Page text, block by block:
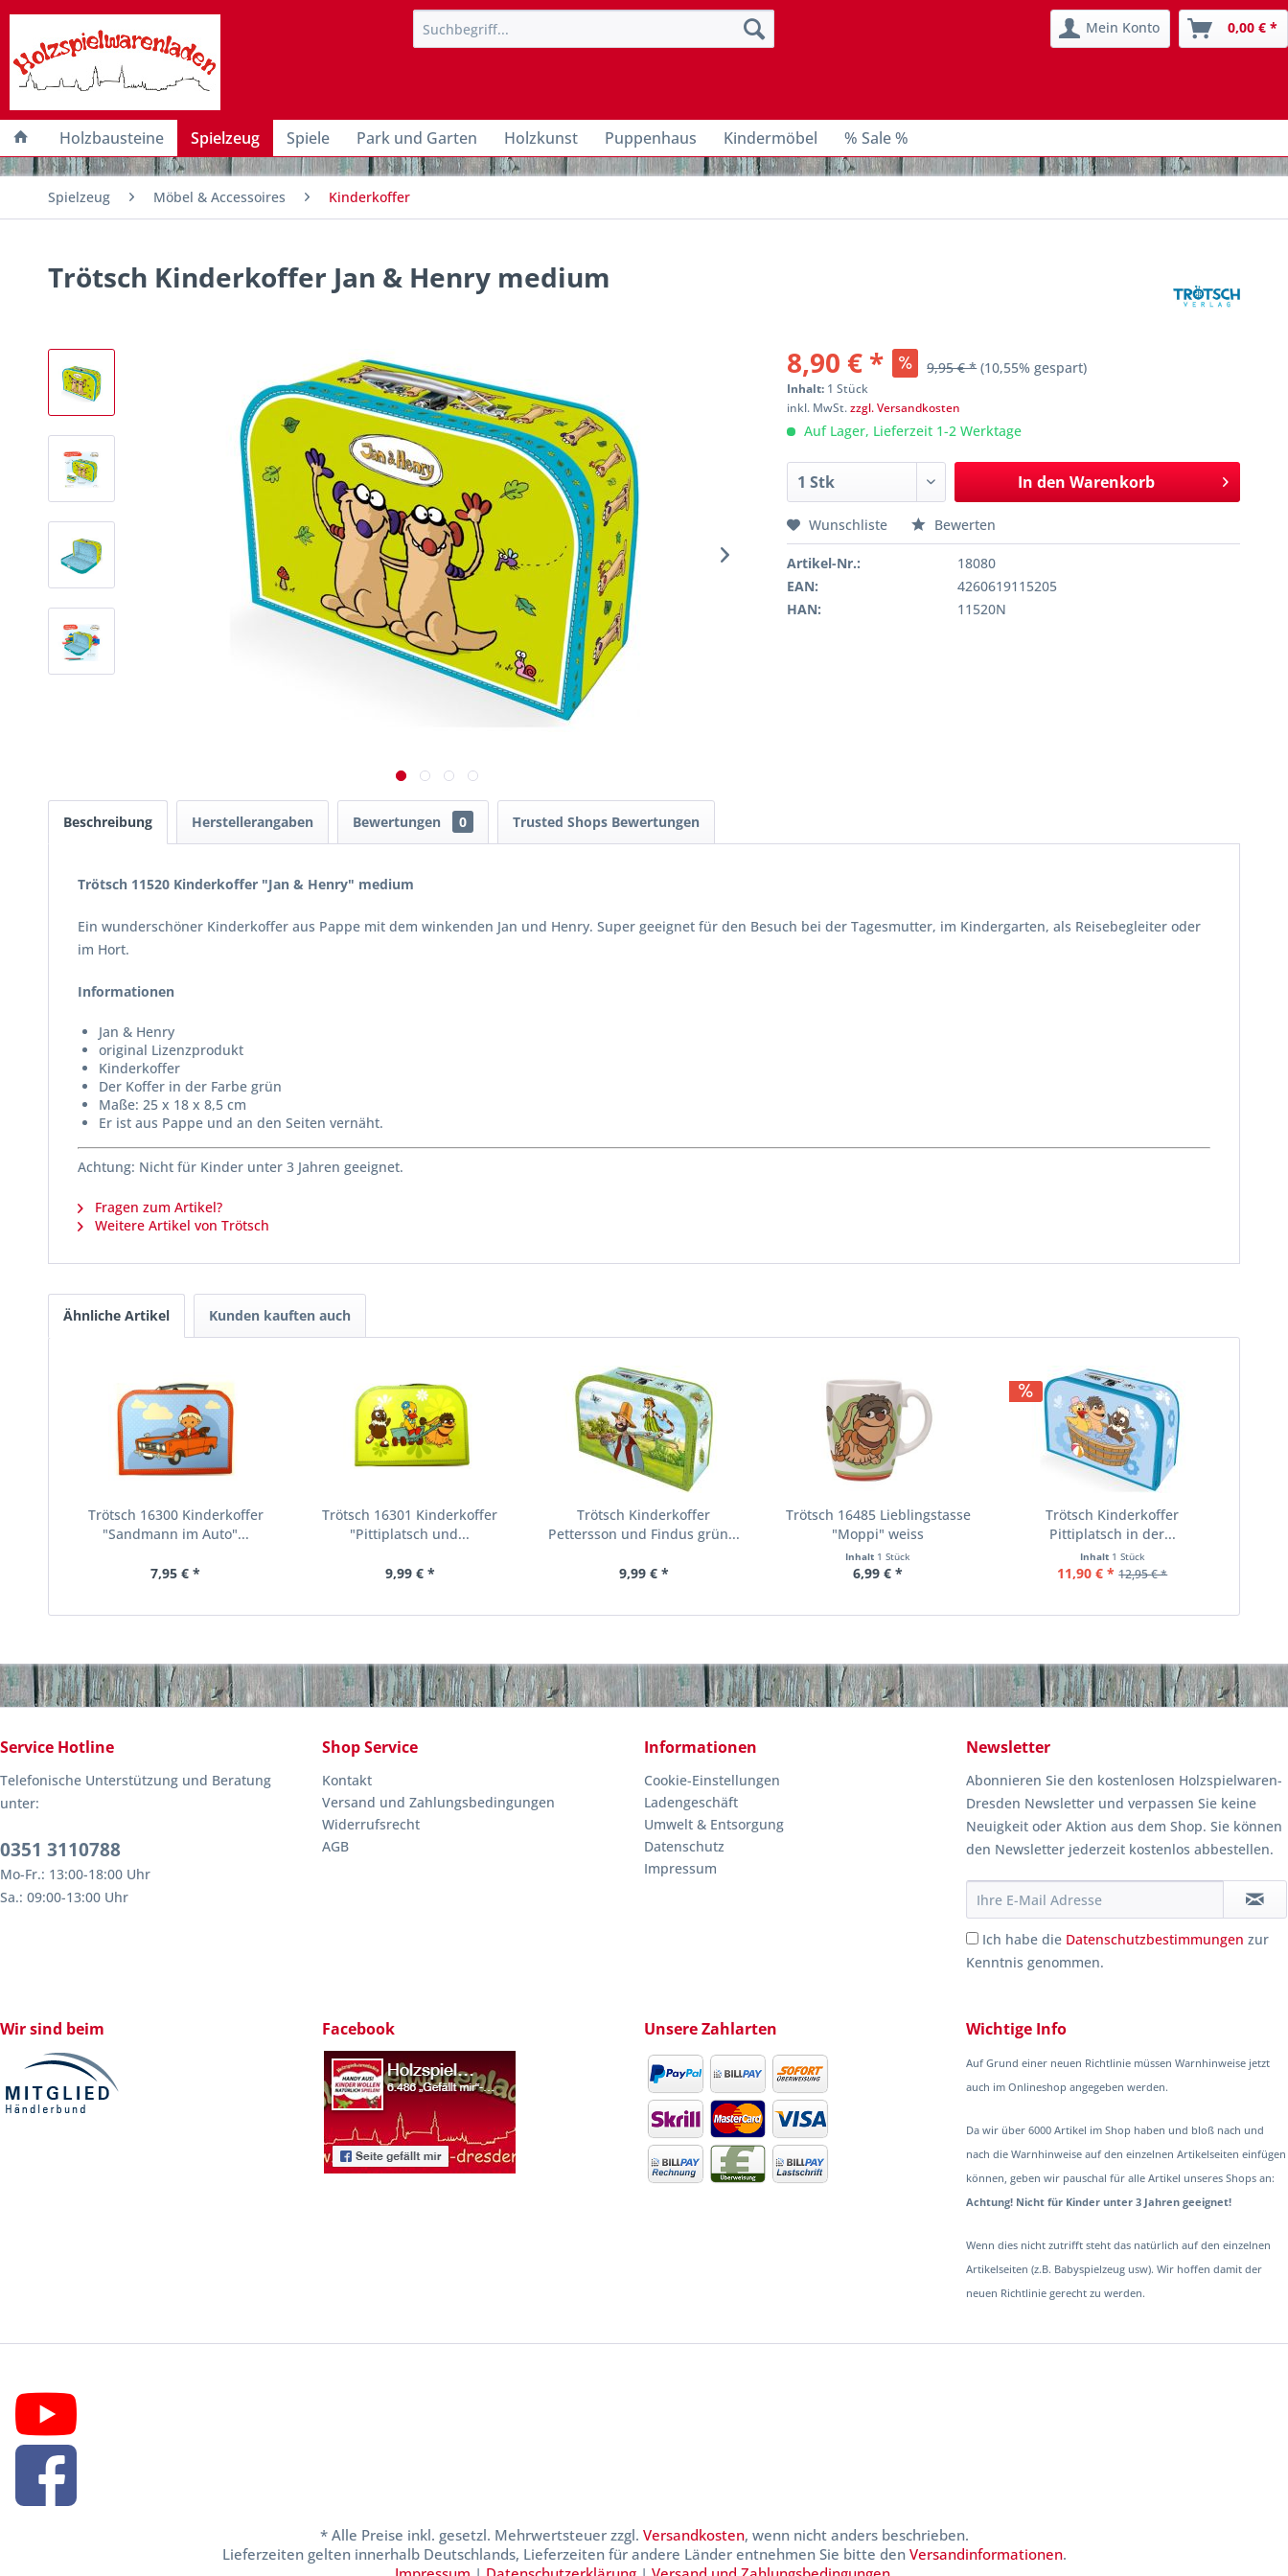
Mein Konto 0,00 € *
Holzbausteine Spielzeug Spiele Park und Garten Holzkunst Puppenhaus Kindermöbel % Sale %
Spielzeug Möbel & Accessoires Kinderkoffer
Trötsch Kinderkoffer Jan & Henry medium
8,90 € * 9,95 € * (10,55% gespart)
Inhalt: 1 Stück
inkl. MwSt.zzgl. Versandkosten
Auf Lager, Lieferzeit 1-2 Werktage
In den Warenkorb
Wunschliste Bewerten
Artikel-Nr.:
18080
EAN:
4260619115205
HAN:
11520N
Beschreibung Herstellerangaben Bewertungen 0 Trusted Shops Bewertungen
Trötsch 11520 Kinderkoffer "Jan & Henry" medium
Ein wunderschöner Kinderkoffer aus Pappe mit dem winkenden Jan und Henry. Super geeignet für den Besuch bei der Tagesmutter, im Kindergarten, als Reisebegleiter oder
im Hort.
Informationen
Jan & Henry
original Lizenzprodukt
Kinderkoffer
Der Koffer in der Farbe grün
Maße: 25 x 18 x 8,5 cm
Er ist aus Pappe und an den Seiten vernäht.
Achtung: Nicht für Kinder unter 3 Jahren geeignet.
Fragen zum Artikel?
Weitere Artikel von Trötsch
Ähnliche Artikel Kunden kauften auch
Trötsch 16300 Kinderkoffer
"Sandmann im Auto"...
7,95 € *
Trötsch 16301 Kinderkoffer
"Pittiplatsch und...
9,99 € *
Trötsch Kinderkoffer
Pettersson und Findus grün...
9,99 € *
Trötsch 16485 Lieblingstasse
"Moppi" weiss
Inhalt 1 Stück
6,99 € *
Trötsch Kinderkoffer
Pittiplatsch in der...
Inhalt 1 Stück
11,90 € * 12,95 € *
Service Hotline
Telefonische Unterstützung und Beratung
unter:
0351 3110788
Mo-Fr.: 13:00-18:00 Uhr
Sa.: 09:00-13:00 Uhr
Shop Service
Kontakt
Versand und Zahlungsbedingungen
Widerrufsrecht
AGB
Informationen
Cookie-Einstellungen
Ladengeschäft
Umwelt & Entsorgung
Datenschutz
Impressum
Newsletter
Abonnieren Sie den kostenlosen Holzspielwaren-
Dresden Newsletter und verpassen Sie keine
Neuigkeit oder Aktion aus dem Shop. Sie können
den Newsletter jederzeit kostenlos abbestellen.
Ich habe die Datenschutzbestimmungen zur
Kenntnis genommen.
Wir sind beim Facebook Unsere Zahlarten Wichtige Info
Auf Grund einer neuen Richtlinie müssen Warnhinweise jetzt
auch im Onlineshop angegeben werden.
Da wir über 6000 Artikel im Shop haben und bloß nach und
nach die Warnhinweise auf den einzelnen Artikelseiten einfügen
können, geben wir pauschal für alle Artikel unseres Shops an:
Achtung! Nicht für Kinder unter 3 Jahren geeignet!
Wenn dies nicht zutrifft steht das natürlich auf den einzelnen
Artikelseiten (z.B. Babyspielzeug usw). Wir hoffen damit der
neuen Richtlinie gerecht zu werden.
* Alle Preise inkl. gesetzl. Mehrwertsteuer zzgl. Versandkosten, wenn nicht anders beschrieben.
Lieferzeiten gelten innerhalb Deutschlands, Lieferzeiten für andere Länder entnehmen Sie bitte den Versandinformationen.